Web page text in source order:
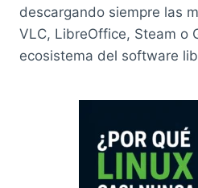
descargando siempre las
VLC, LibreOffice, Steam o
ecosistema del software